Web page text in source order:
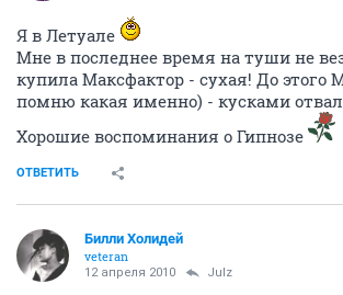
Я в Летуале
Мне в последнее время на туши не
купила Максфактор - сухая! До этого
помню какая именно) - кусками
Хорошие воспоминания о Гипнозе
ОТВЕТИТЬ
Билли Холидей
veteran
12 апреля 2010 Julz